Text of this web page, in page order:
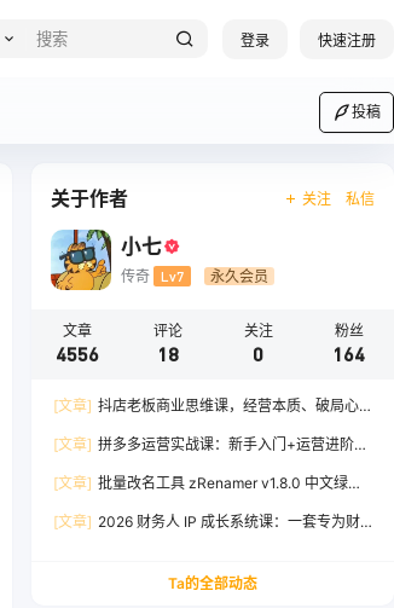
登录 快速注册
投稿
关于作者 关注 私信
小七
传奇 Lv7 永久会员
文章
4556
评论
18
关注
0
粉丝
164
[文章] 抖店老板商业思维课，经营本质、破局心
增
[文章] 拼多多运营实战课：新手入门+运营进阶、
出百单
[文章] 批量改名工具 zRenamer v1.8.0 中文绿色
[文章] 2026 财务人 IP 成长系统课：一套专为财
Ta的全部动态